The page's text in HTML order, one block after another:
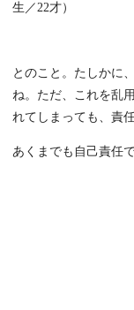
生／22才）
とのこと。たしかに
ね。ただ、これを乱
れてしまっても、責
あくまでも自己責任